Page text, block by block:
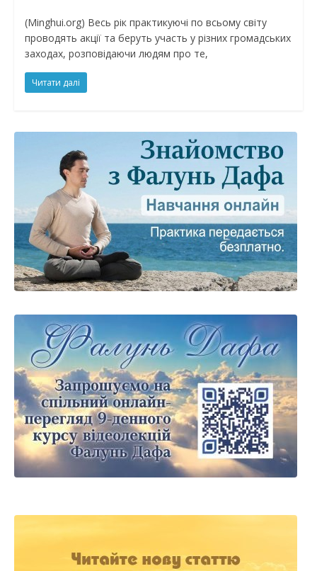
(Minghui.org) Весь рік практикуючі по всьому світу
проводять акції та беруть участь у різних громадських
заходах, розповідаючи людям про те,
Читати далі